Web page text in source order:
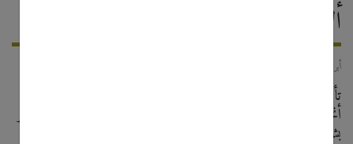
الأسعار
24 أبريل, 2020
أنحاء العالم. لقد قررنا اتخاذ إجراء من خلال خفض فروق الأسعار
بشكل كبير بينما قد تكون عالقًا في المنزل ، مما يتيح لك الحصول